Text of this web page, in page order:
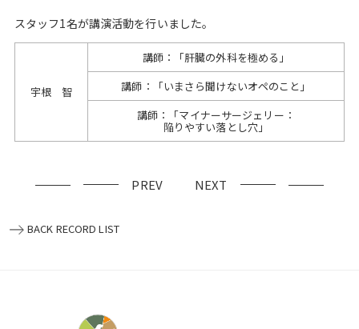
スタッフ1名が講演活動を行いました。
宇根 智
講師：「肝臓の外科を極める」
講師：「いまさら聞けないオペのこと」
講師：「マイナーサージェリー：
陥りやすい落とし穴」
PREV NEXT
BACK RECORD LIST